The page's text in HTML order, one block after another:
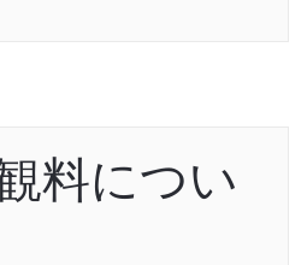
料につい